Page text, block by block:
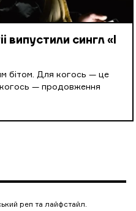
сингл «I
бітом. Для когось — це
— продовження
реп та лайфстайл.